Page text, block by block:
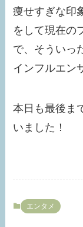
痩せすぎな印
をして現在の
で、そういっ
インフルエン
本日も最後ま
いました！
エンタメ